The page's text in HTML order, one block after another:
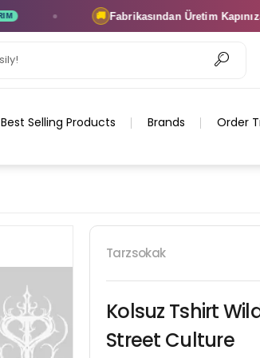
Fabrikasından ÜretimKapınıza
Best Selling Products Brands Order
Tarzsokak
Kolsuz Tshirt
Street Culture